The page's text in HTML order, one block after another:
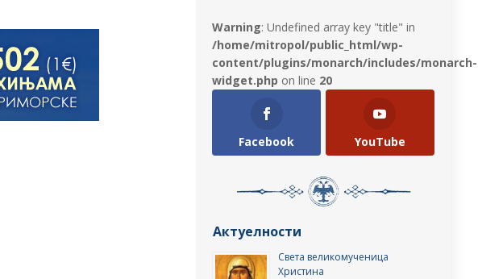
Warning: Undefined array key "title" in
/home/mitropol/public_html/wp-
content/plugins/monarch/includes/monarch-
widget.php on line 20
Facebook YouTube
Актуелности
Света великомученица
Христина